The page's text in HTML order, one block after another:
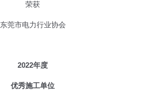
荣获
东莞市电力行业协会
2022年度
优秀施工单位